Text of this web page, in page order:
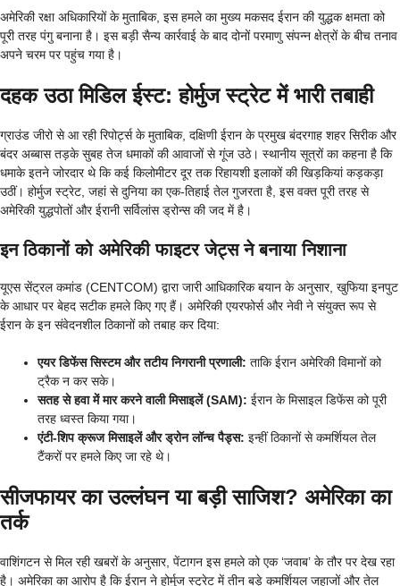
अमेरिकी रक्षा अधिकारियों के मुताबिक, इस हमले का मुख्य मकसद ईरान की युद्धक क्षमता को
पूरी तरह पंगु बनाना है। इस बड़ी सैन्य कार्रवाई के बाद दोनों परमाणु संपन्न क्षेत्रों के बीच तनाव
अपने चरम पर पहुंच गया है।
दहक उठा मिडिल ईस्ट: होर्मुज स्ट्रेट में भारी तबाही
ग्राउंड जीरो से आ रही रिपोर्ट्स के मुताबिक, दक्षिणी ईरान के प्रमुख बंदरगाह शहर सिरीक और
बंदर अब्बास तड़के सुबह तेज धमाकों की आवाजों से गूंज उठे। स्थानीय सूत्रों का कहना है कि
धमाके इतने जोरदार थे कि कई किलोमीटर दूर तक रिहायशी इलाकों की खिड़कियां कड़कड़ा
उठीं। होर्मुज स्ट्रेट, जहां से दुनिया का एक-तिहाई तेल गुजरता है, इस वक्त पूरी तरह से
अमेरिकी युद्धपोतों और ईरानी सर्विलांस ड्रोन्स की जद में है।
इन ठिकानों को अमेरिकी फाइटर जेट्स ने बनाया निशाना
यूएस सेंट्रल कमांड (CENTCOM) द्वारा जारी आधिकारिक बयान के अनुसार, खुफिया इनपुट
के आधार पर बेहद सटीक हमले किए गए हैं। अमेरिकी एयरफोर्स और नेवी ने संयुक्त रूप से
ईरान के इन संवेदनशील ठिकानों को तबाह कर दिया:
एयर डिफेंस सिस्टम और तटीय निगरानी प्रणाली: ताकि ईरान अमेरिकी विमानों को
ट्रैक न कर सके।
सतह से हवा में मार करने वाली मिसाइलें (SAM): ईरान के मिसाइल डिफेंस को पूरी
तरह ध्वस्त किया गया।
एंटी-शिप क्रूज मिसाइलें और ड्रोन लॉन्च पैड्स: इन्हीं ठिकानों से कमर्शियल तेल
टैंकरों पर हमले किए जा रहे थे।
सीजफायर का उल्लंघन या बड़ी साजिश? अमेरिका का
तर्क
वाशिंगटन से मिल रही खबरों के अनुसार, पेंटागन इस हमले को एक ‘जवाब’ के तौर पर देख रहा
है। अमेरिका का आरोप है कि ईरान ने होर्मुज स्ट्रेट में तीन बड़े कमर्शियल जहाजों और तेल